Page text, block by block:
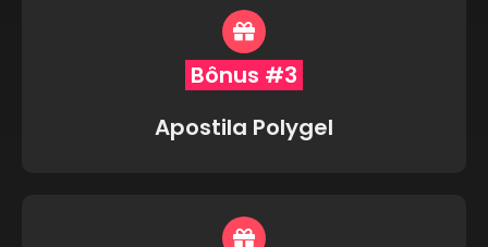
Bônus #3
Apostila Polygel